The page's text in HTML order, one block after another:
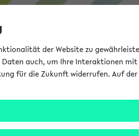
der Website zu
auch, um Ihre Interaktionen
für die Zukunft widerrufen. Auf der